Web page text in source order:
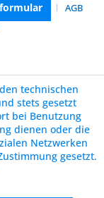
AGB
technischen
stets gesetzt
bei Benutzung
dienen oder die
Netzwerken
gesetzt.